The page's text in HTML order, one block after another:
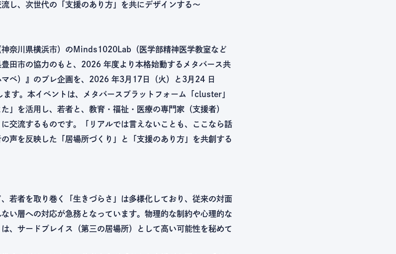
し、次世代の「支援のあり方」を共にデザインする～
奈川県横浜市）のMinds1020Lab（医学部精神医学教室など
田市の協力のもと、2026 年度より本格始動するメタバース共
ベ）』のプレ企画を、2026 年3月17日（火）と3月24 日
ます。本イベントは、メタバースプラットフォーム「cluster」
」を活用し、若者と、教育・福祉・医療の専門家（支援者）
交流するものです。「リアルでは言えないことも、ここなら話
声を反映した「居場所づくり」と「支援のあり方」を共創する
若者を取り巻く「生きづらさ」は多様化しており、従来の対面
い層への対応が急務となっています。物理的な制約や心理的な
、サードプレイス（第三の居場所）として高い可能性を秘めて